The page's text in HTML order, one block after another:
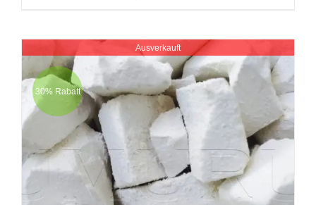
Ausverkauft
30% Rabatt